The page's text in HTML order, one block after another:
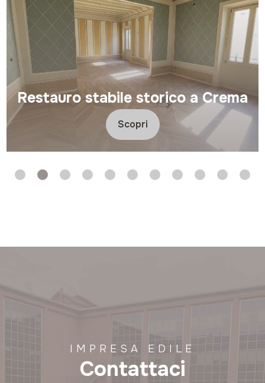
Restauro stabile storico a Crema
Scopri
IMPRESA EDILE
Contattaci